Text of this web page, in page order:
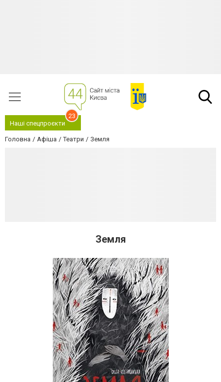
Наші спецпроєкти
23
Головна Афіша Театри Земля
Земля